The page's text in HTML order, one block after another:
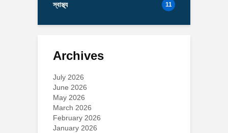
স্বাস্থ্য 11
Archives
July 2026
June 2026
May 2026
March 2026
February 2026
January 2026